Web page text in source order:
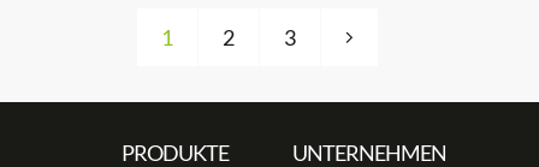
Seitennummerierung der Beiträge
1 2 3
PRODUKTE UNTERNEHMEN